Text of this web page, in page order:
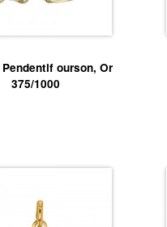
Pendentif ourson, Or
375/1000